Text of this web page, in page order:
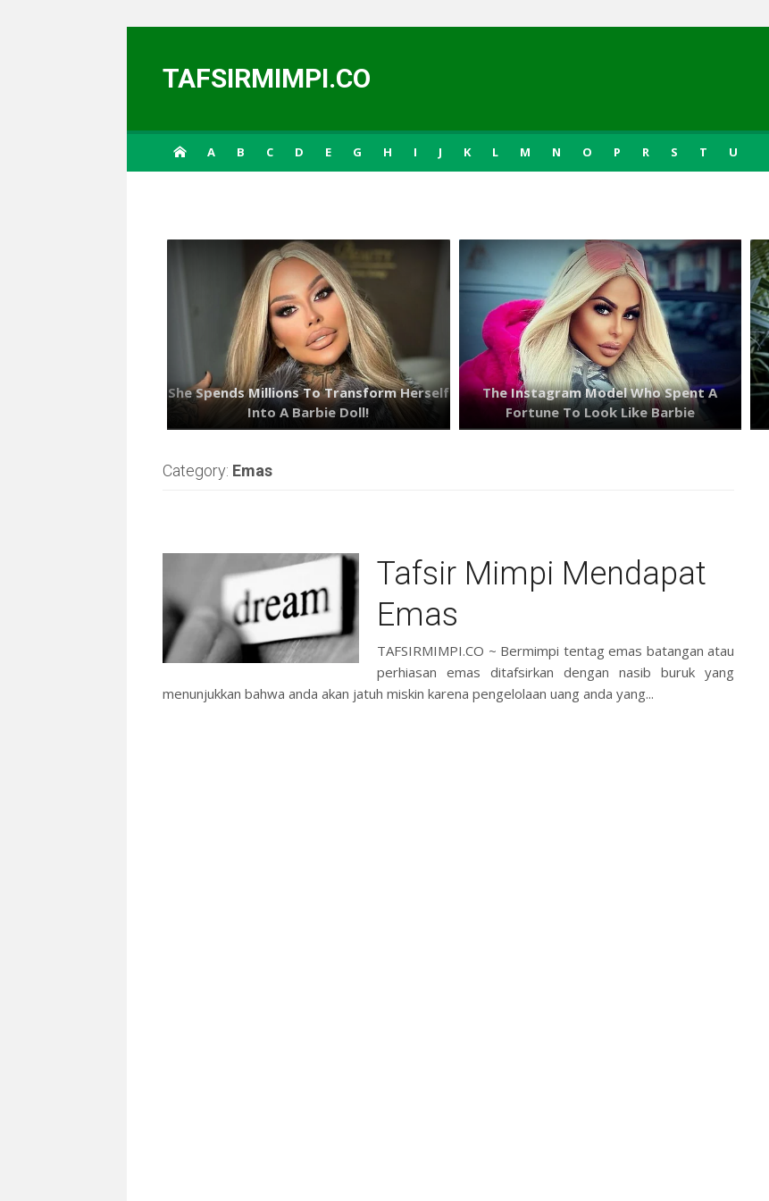
TAFSIRMIMPI.CO
A B C D E G H I J K L M N O P R S T U
Category: Emas
Tafsir Mimpi Mendapat
Emas
TAFSIRMIMPI.CO ~ Bermimpi tentag emas batangan atau
perhiasan emas ditafsirkan dengan nasib buruk yang
menunjukkan bahwa anda akan jatuh miskin karena pengelolaan uang anda yang...